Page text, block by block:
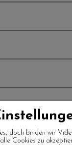
doch binden wir
Cookies zu